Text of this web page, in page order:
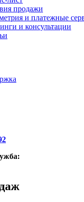
продажи
и платежные
и консультации